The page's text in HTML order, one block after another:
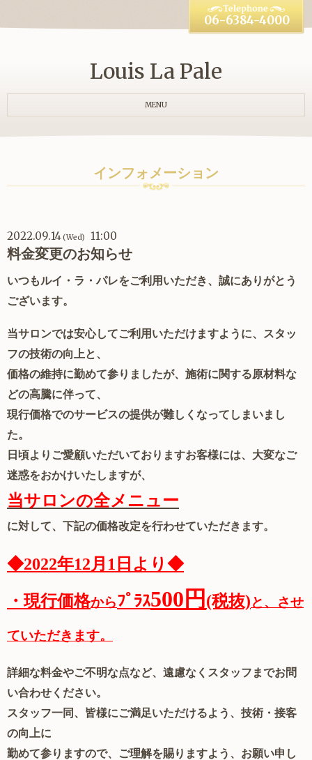
Louis La Pale
06-6384-4000
MENU
インフォメーション
2022.09.14(Wed) 11:00
料金変更のお知らせ
いつもルイ・ラ・パレをご利用いただき、誠にありがとう
ございます。
当サロンでは安心してご利用いただけますように、スタッ
フの技術の向上と、
価格の維持に勤めて参りましたが、施術に関する原材料な
どの高騰に伴って、
現行価格でのサービスの提供が難しくなってしまいまし
た。
日頃よりご愛顧いただいておりますお客様には、大変なご
迷惑をおかけいたしますが、
当サロンの全メニュー
に対して、下記の価格改定を行わせていただきます。
◆2022年12月1日より◆
・現行価格からﾌﾟﾗｽ500円 (税抜)と、させ
ていただきます。
詳細な料金やご不明な点など、遠慮なくスタッフまでお問
い合わせください。
スタッフ一同、皆様にご満足いただけるよう、技術・接客
の向上に
勤めて参りますので、ご理解を賜りますよう、お願い申し